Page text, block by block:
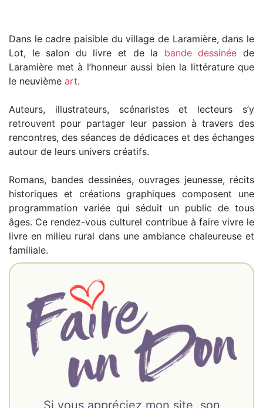
Dans le cadre paisible du village de Laramière, dans le
Lot, le salon du livre et de la bande dessinée de
Laramière met à l’honneur aussi bien la littérature que
le neuvième art.
Auteurs, illustrateurs, scénaristes et lecteurs s’y
retrouvent pour partager leur passion à travers des
rencontres, des séances de dédicaces et des échanges
autour de leurs univers créatifs.
Romans, bandes dessinées, ouvrages jeunesse, récits
historiques et créations graphiques composent une
programmation variée qui séduit un public de tous
âges. Ce rendez-vous culturel contribue à faire vivre le
livre en milieu rural dans une ambiance chaleureuse et
familiale.
Si vous appréciez mon site, son